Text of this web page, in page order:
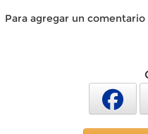
Para agregar un comentario